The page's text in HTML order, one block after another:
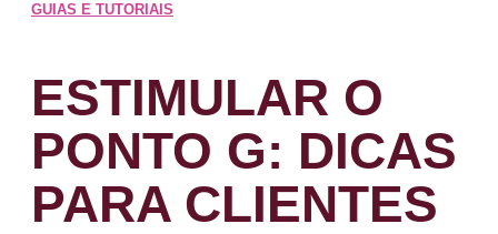
GUIAS E TUTORIAIS
ESTIMULAR O
PONTO G: DICAS
PARA CLIENTES